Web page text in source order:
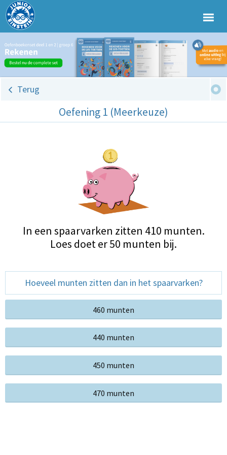
Terug
Oefening 1 (Meerkeuze)
In een spaarvarken zitten 410 munten.
Loes doet er 50 munten bij.
Hoeveel munten zitten dan in het spaarvarken?
460 munten
440 munten
450 munten
470 munten